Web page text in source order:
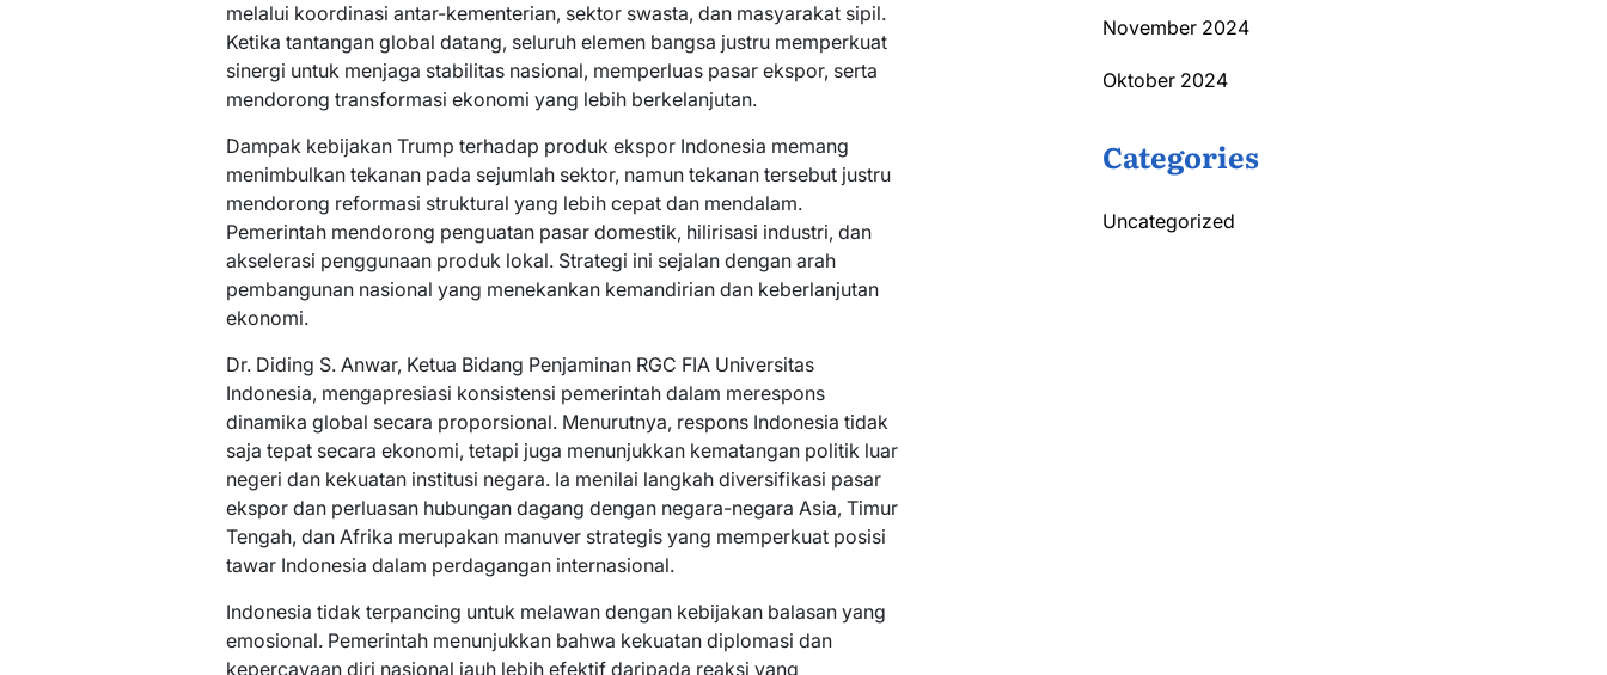
melalui koordinasi antar-kementerian, sektor swasta, dan masyarakat sipil.
Ketika tantangan global datang, seluruh elemen bangsa justru memperkuat
sinergi untuk menjaga stabilitas nasional, memperluas pasar ekspor, serta
mendorong transformasi ekonomi yang lebih berkelanjutan.
Dampak kebijakan Trump terhadap produk ekspor Indonesia memang
menimbulkan tekanan pada sejumlah sektor, namun tekanan tersebut justru
mendorong reformasi struktural yang lebih cepat dan mendalam.
Pemerintah mendorong penguatan pasar domestik, hilirisasi industri, dan
akselerasi penggunaan produk lokal. Strategi ini sejalan dengan arah
pembangunan nasional yang menekankan kemandirian dan keberlanjutan
ekonomi.
Dr. Diding S. Anwar, Ketua Bidang Penjaminan RGC FIA Universitas
Indonesia, mengapresiasi konsistensi pemerintah dalam merespons
dinamika global secara proporsional. Menurutnya, respons Indonesia tidak
saja tepat secara ekonomi, tetapi juga menunjukkan kematangan politik luar
negeri dan kekuatan institusi negara. Ia menilai langkah diversifikasi pasar
ekspor dan perluasan hubungan dagang dengan negara-negara Asia, Timur
Tengah, dan Afrika merupakan manuver strategis yang memperkuat posisi
tawar Indonesia dalam perdagangan internasional.
Indonesia tidak terpancing untuk melawan dengan kebijakan balasan yang
emosional. Pemerintah menunjukkan bahwa kekuatan diplomasi dan
kepercayaan diri nasional jauh lebih efektif daripada reaksi yang
November 2024
Oktober 2024
Categories
Uncategorized